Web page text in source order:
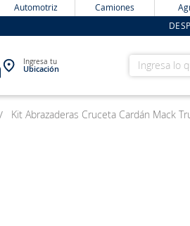
Automotriz Camiones
Ingresa tu
Ubicación
Ingresa lo
Kit Abrazaderas Cruceta Cardán Mack